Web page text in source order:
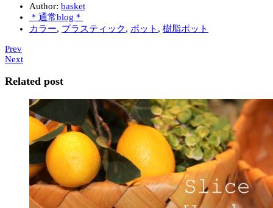
Author: basket
＊通常blog＊
カラー, プラスティック, ポット , 樹脂ポット
Prev
Next
Related post